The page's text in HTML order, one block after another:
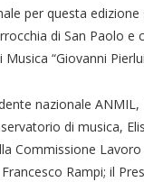
per questa edizione
di San Paolo e
“Giovanni
nazionale
di musica,
Commissione
Rampi; il